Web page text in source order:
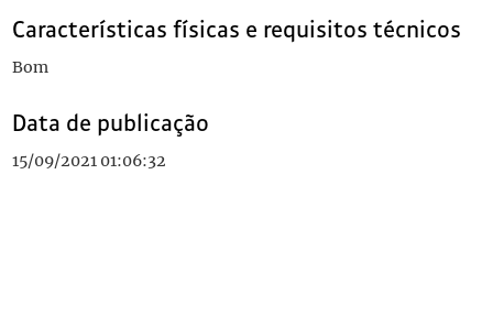
Características físicas e requisitos técnicos
Bom
Data de publicação
15/09/2021 01:06:32